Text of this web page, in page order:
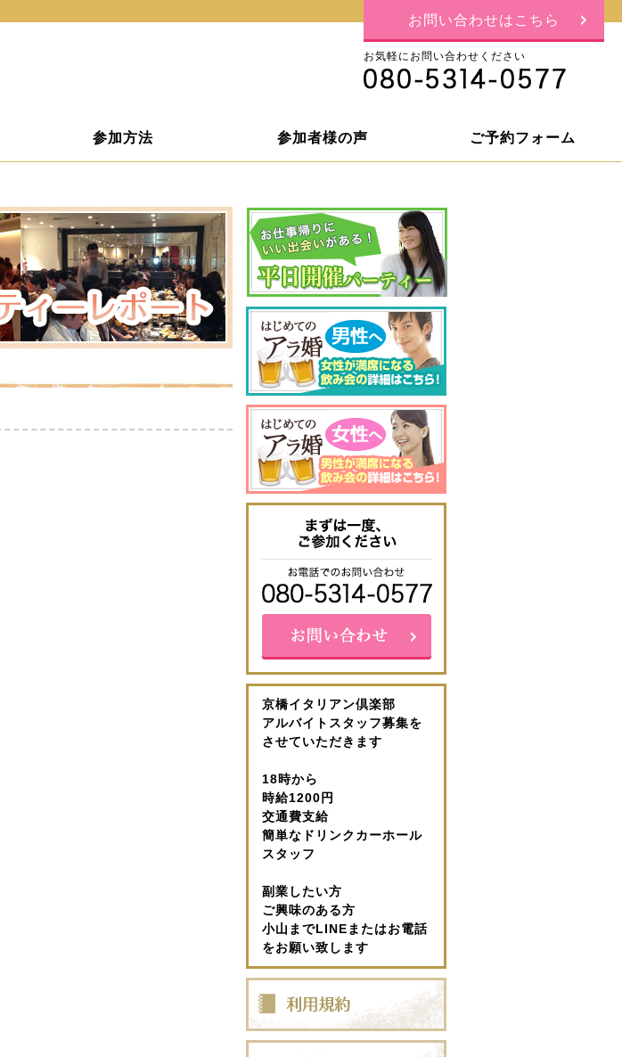
お問い合わせはこちら
お気軽にお問い合わせください
参加方法 参加者様の声 ご予約フォーム
京橋イタリアン倶楽部
アルバイトスタッフ募集を
させていただきます
18時から
時給1200円
交通費支給
簡単なドリンクカーホール
スタッフ
副業したい方
ご興味のある方
小山までLINEまたはお電話
をお願い致します